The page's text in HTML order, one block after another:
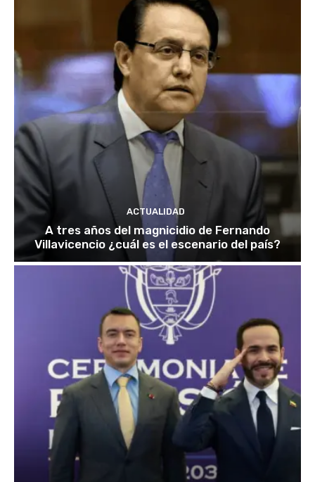
ACTUALIDAD
A tres años del magnicidio de Fernando
Villavicencio ¿cuál es el escenario del país?